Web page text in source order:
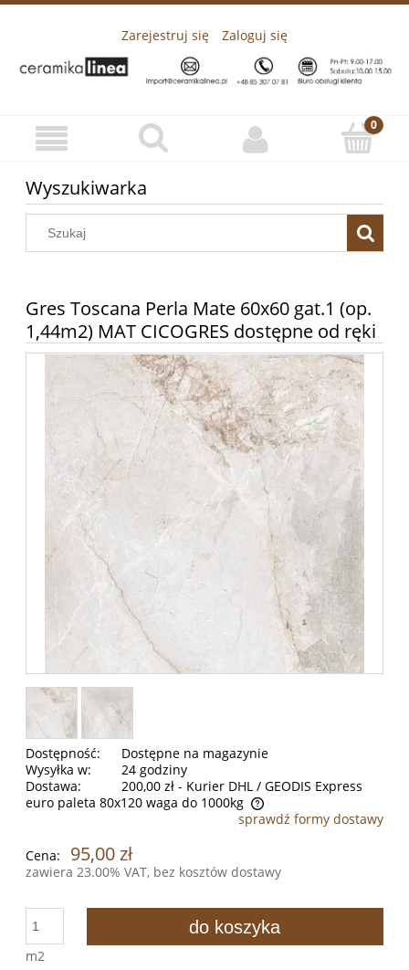
Zarejestruj się Zaloguj się
Wyszukiwarka
Gres Toscana Perla Mate 60x60 gat.1 (op.
1,44m2) MAT CICOGRES dostępne od ręki
Dostępność:
Dostępne na magazynie
Wysyłka w:
24 godziny
Dostawa:
200,00 zł - Kurier DHL / GEODIS Express
euro paleta 80x120 waga do 1000kg
Cena nie zawiera ewentualnych kosztów płatności
sprawdź formy dostawy
Cena: 95,00 zł
zawiera 23.00% VAT, bez kosztów dostawy
m2
do koszyka